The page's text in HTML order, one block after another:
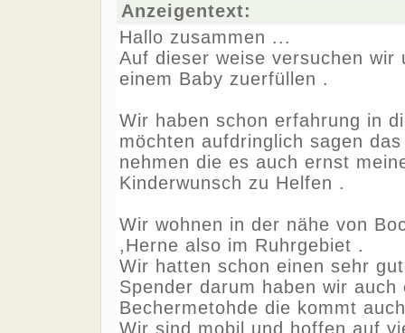
Anzeigentext:
Hallo zusammen ...
Auf dieser weise versuchen wir
einem Baby zuerfüllen .
Wir haben schon erfahrung in
möchten aufdringlich sagen
nehmen die es auch ernst
Kinderwunsch zu Helfen .
Wir wohnen in der nähe von
,Herne also im Ruhrgebiet .
Wir hatten schon einen sehr
Spender darum haben wir
Bechermetohde die kommt
Wir sind mobil und hoffen auf